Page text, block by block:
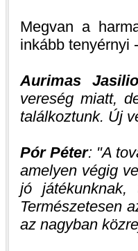
Megvan a
inkább tenyérnyi
Aurimas
vereség miatt,
találkoztunk. Új
Pór Péter: A
amelyen végig
jó játékunknak,
Természetesen
az nagyban